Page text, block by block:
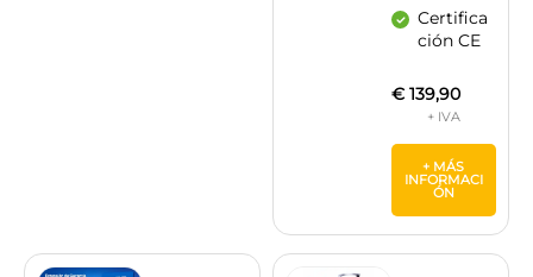
Certifica
ción CE
€139,90
+ MÁS
INFORMACI
ÓN